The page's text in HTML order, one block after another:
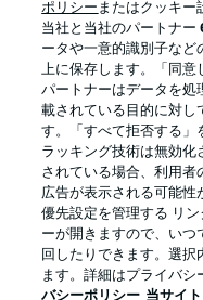
プライバシー・ポリシ
利用条件
求人
ポリシー またはクッキー
当社と当社のパートナー
ータや一意的識別子など
上に保存します。「同意
パートナーはデータを処
載されている目的に対し
す。「すべて拒否する」
ラッキング技術は無効化
されている場合、利用者
広告が表示される可能性
優先設定を管理する リ
ーが開きますので、いつ
回したりできます。選択
ます。詳細はプライバシ
バシーポリシー 当サイ